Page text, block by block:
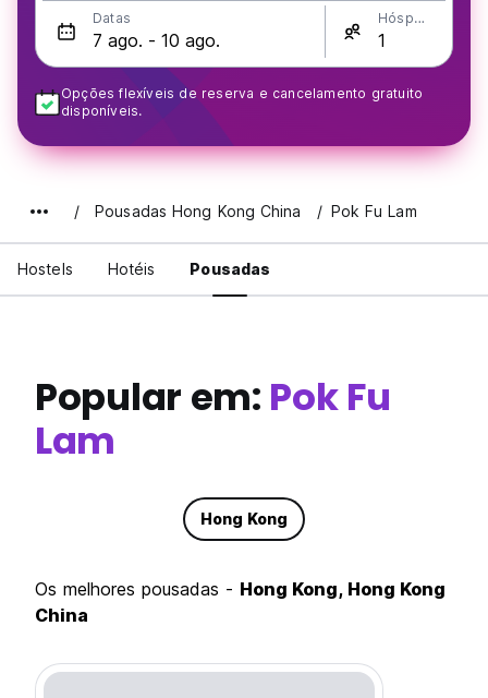
Datas Hóspedes
Opções flexíveis de reserva e cancelamento gratuito
disponíveis.
Pousadas Hong Kong China Pok Fu Lam
Hostels Hotéis Pousadas
Popular em: Pok Fu
Lam
Hong Kong
Os melhores pousadas - Hong Kong, Hong Kong
China